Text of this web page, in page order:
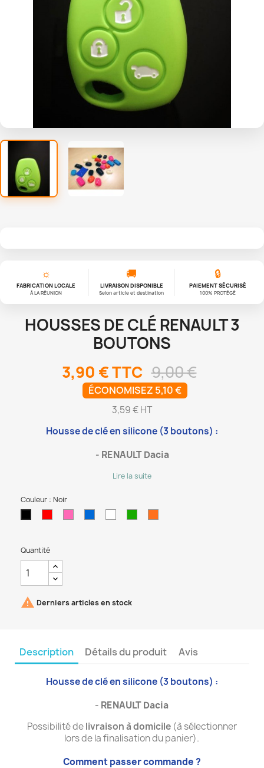
☼
FABRICATION LOCALE
À LA RÉUNION
🚚
LIVRAISON DISPONIBLE
Selon article et destination
🔒
PAIEMENT SÉCURISÉ
100% PROTÉGÉ
HOUSSES DE CLÉ RENAULT 3
BOUTONS
3,90 €TTC 9,00 €
ÉCONOMISEZ 5,10 €
3,59 € HT
Housse de clé en silicone (3 boutons) :
- RENAULT Dacia
Lire la suite
Couleur : Noir
Quantité
 Derniers articles en stock
Description Détails du produit Avis
Housse de clé en silicone (3 boutons) :
- RENAULT Dacia
Possibilité delivraison à domicile(à sélectionner
lors de la finalisation du panier).
Comment passer commande ?